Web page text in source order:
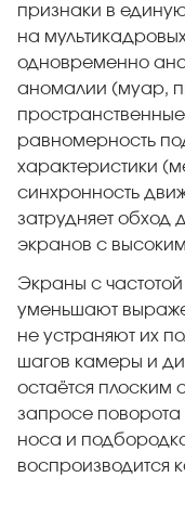
признаки в
на
одновременно
аномалии (муар,
равномерность
характеристики
синхронность
затрудняет обход
экранов с
Экраны с
уменьшают
не устраняют их
шагов камеры и
остаётся плоским
запросе
носа и
воспроизводится